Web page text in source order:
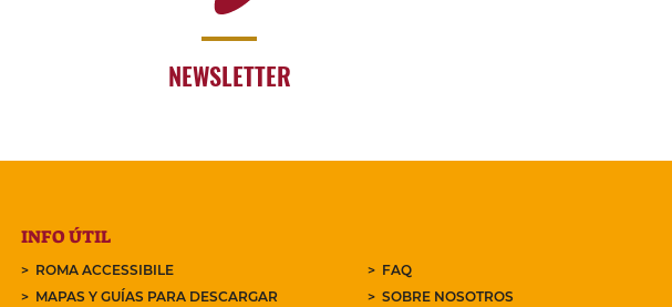
NEWSLETTER
INFO ÚTIL
ROMA ACCESSIBILE
MAPAS Y GUÍAS PARA DESCARGAR
FAQ
SOBRE NOSOTROS